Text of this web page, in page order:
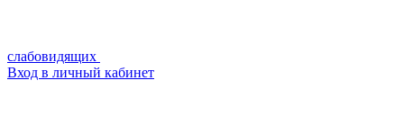
слабовидящих
Вход в личный кабинет